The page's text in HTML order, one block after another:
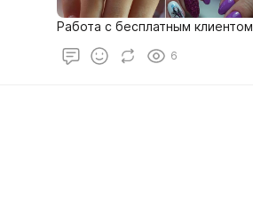
Работа с бесплатным клиентом
6